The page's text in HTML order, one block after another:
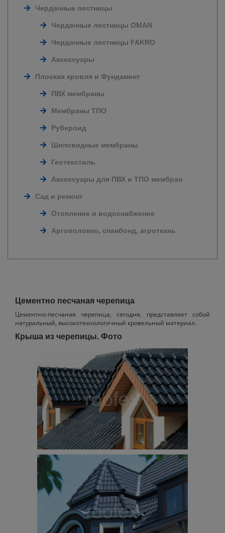
Чердачные лестницы
Чердачные лестницы OMAN
Чердачные лестницы FAKRO
Аксессуары
Плоская кровля и Фундамент
ПВХ мембраны
Мембраны ТПО
Рубероид
Шиповидные мембраны
Геотекстиль
Аксессуары для ПВХ и ТПО мембран
Сад и ремонт
Отопление и водоснабжение
Арговолокно, спанбонд, агроткань
Цементно песчаная черепица
Цементно-песчаная черепица, сегодня, представляет собой
натуральный, высокотехнологичный кровельный материал.
Крыша из черепицы. Фото